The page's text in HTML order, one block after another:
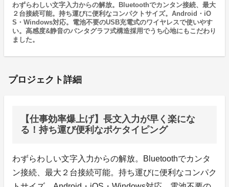
わずらわしい文字入力からの解放。Bluetoothでカンタン接続、最大
２台接続可能。持ち運びに便利なコンパクトサイズ。Android・iO
S・Windows対応。電池不要のUSB充電式のワイヤレスで使いやす
い。高感度&静音のパンタグラフ式構造採用でうち心地にもこだわり
ました。
プロジェクト詳細
【仕事効率爆上げ】長文入力が早く楽にな
る！持ち運び便利なポケタイピング
わずらわしい文字入力からの解放。Bluetoothでカンタ
ン接続、最大２台接続可能。持ち運びに便利なコンパク